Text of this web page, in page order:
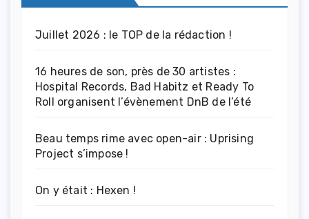
Juillet 2026 : le TOP de la rédaction !
16 heures de son, près de 30 artistes :
Hospital Records, Bad Habitz et Ready To
Roll organisent l’évènement DnB de l’été
Beau temps rime avec open-air : Uprising
Project s’impose !
On y était : Hexen !